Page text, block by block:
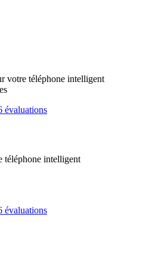
votre téléphone intelligent
évaluations
téléphone intelligent
évaluations